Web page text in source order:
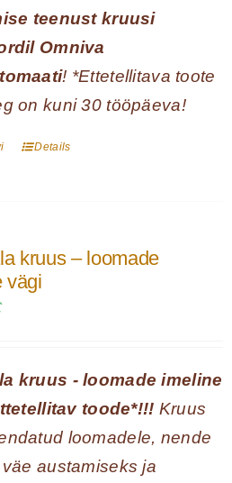
teenust kruusi
Omniva
! *Ettetellitava toote
on kuni 30 tööpäeva!
Details
kruus – loomade
vägi
kruus - loomade imeline
toode*!!! Kruus
loomadele, nende
austamiseks ja